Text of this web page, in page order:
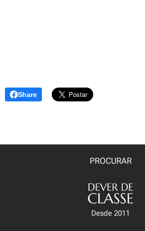
Share
PROCURAR
Desde 2011